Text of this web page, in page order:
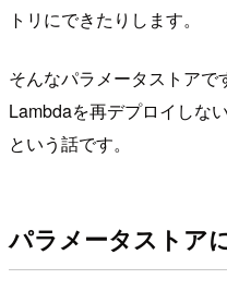
トリにできたりします。
そんなパラメータストアで
Lambdaを再デプロイしな
という話です。
パラメータストア